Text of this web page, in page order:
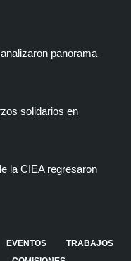
panorama
solidarios en
la CIEA regresaron
EVENTOS
TRABAJOS